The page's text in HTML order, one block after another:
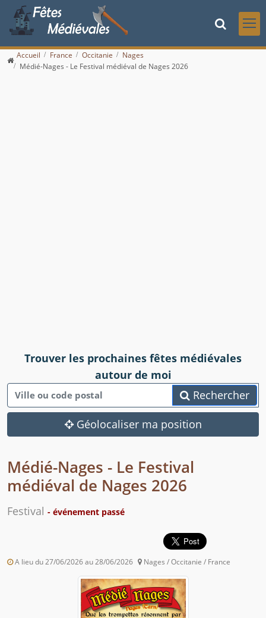
Accueil France Occitanie
Nages
Médié-Nages - Le Festival médiéval de Nages 2026
Trouver les prochaines fêtes médiévales
autour de moi
Rechercher
Géolocaliser ma position
Médié-Nages - Le Festival
médiéval de Nages 2026
Festival - événement passé
A lieu du 27/06/2026 au 28/06/2026 Nages / Occitanie / France